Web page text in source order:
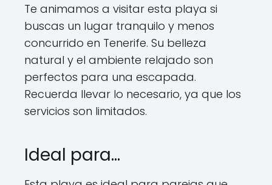
Te animamos a visitar esta playa si
buscas un lugar tranquilo y menos
concurrido en Tenerife. Su belleza
natural y el ambiente relajado son
perfectos para una escapada.
Recuerda llevar lo necesario, ya que los
servicios son limitados.
Ideal para…